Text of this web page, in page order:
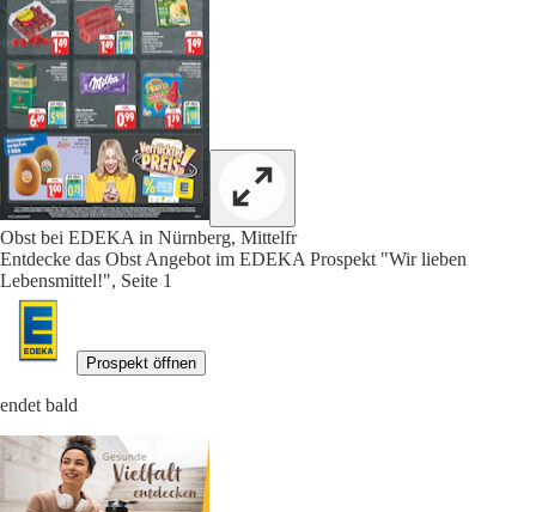
Obst bei EDEKA in Nürnberg, Mittelfr
Entdecke das Obst Angebot im EDEKA Prospekt "Wir lieben
Lebensmittel!", Seite 1
Prospekt öffnen
endet bald